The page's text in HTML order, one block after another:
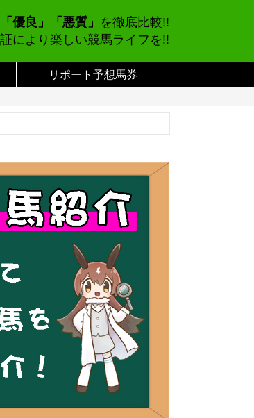
「優良」「悪質」 を徹底比較!!
により楽しい競馬ライフを!!
リポート予想馬券